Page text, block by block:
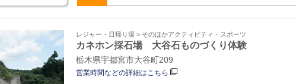
レジャー・日帰り湯 > そのほかアクティビティ・スポーツ
カネホン採石場 大谷石ものづくり体験
栃木県宇都宮市大谷町209
営業時間などの詳細はこちら